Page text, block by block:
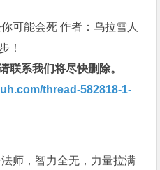
可能会死 作者：乌拉雪人
！
联系我们将尽快删除。
thread-582818-1-
师，智力全无，力量拉满